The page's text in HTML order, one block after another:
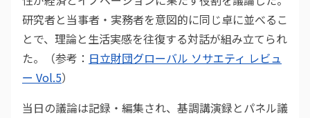
研究者と当事者・実務者を意図的に同じ卓に並べるこ
とで、理論と生活実感を往復する対話が組み立てられ
た。（参考： 日立財団グローバル ソサエティ レビュ
ー Vol.5）
当日の議論は記録・編集され、基調講演録とパネル議